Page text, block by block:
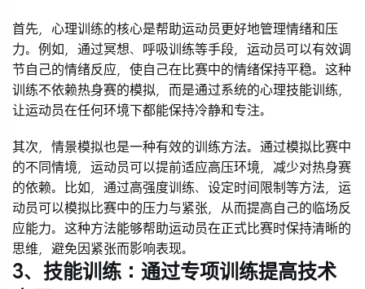
首先，心理训练的核心是帮助运动员更好地管理情绪和压
力。例如，通过冥想、呼吸训练等手段，运动员可以有效调
节自己的情绪反应，使自己在比赛中的情绪保持平稳。这种
训练不依赖热身赛的模拟，而是通过系统的心理技能训练，
让运动员在任何环境下都能保持冷静和专注。
其次，情景模拟也是一种有效的训练方法。通过模拟比赛中
的不同情境，运动员可以提前适应高压环境，减少对热身赛
的依赖。比如，通过高强度训练、设定时间限制等方法，运
动员可以模拟比赛中的压力与紧张，从而提高自己的临场反
应能力。这种方法能够帮助运动员在正式比赛时保持清晰的
思维，避免因紧张而影响表现。
3、技能训练：通过专项训练提高技术